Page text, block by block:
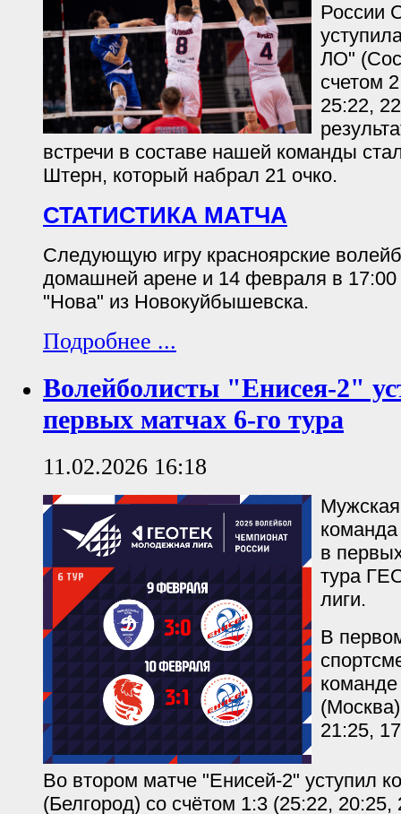
России
ЛО"
счетом
25:22,
встречи в составе нашей команды
Штерн, который набрал 21 очко.
СТАТИСТИКА МАТЧА
Следующую игру красноярские
домашней арене и 14 февраля в
"Нова" из Новокуйбышевска.
Подробнее ...
Волейболисты "Енисея-2"
первых матчах 6-го тура
11.02.2026 16:18
в
тура
лиги.
В
21:25,
Во втором матче "Енисей-2" уступил
(Белгород) со счётом 1:3 (25:22, 20:25,